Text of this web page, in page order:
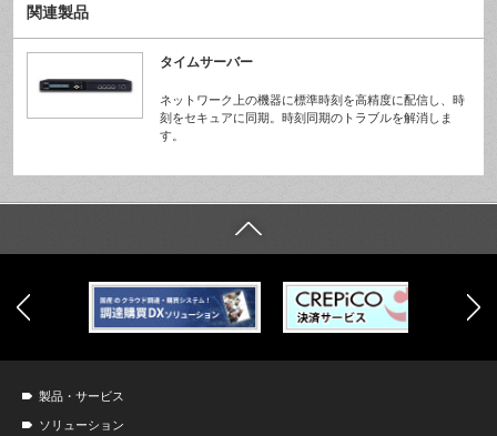
関連製品
タイムサーバー
ネットワーク上の機器に標準時刻を高精度に配信し、時
刻をセキュアに同期。時刻同期のトラブルを解消しま
す。
製品・サービス
ソリューション